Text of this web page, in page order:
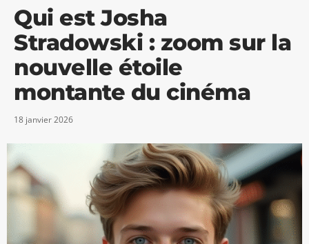
Qui est Josha
Stradowski : zoom sur la
nouvelle étoile
montante du cinéma
18 janvier 2026